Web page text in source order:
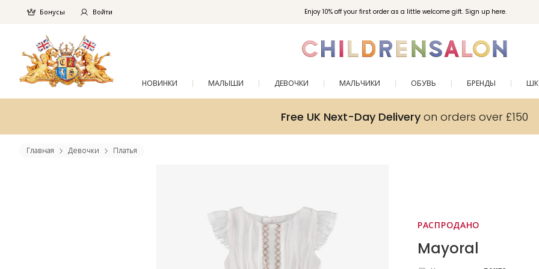
Enjoy 10% off your first order as a little welcome gift. Sign up here.
Бонусы Войти
НОВИНКИ МАЛЫШИ ДЕВОЧКИ МАЛЬЧИКИ ОБУВЬ БРЕНДЫ
Free UK Next-Day Deliveryon orders over £150
Главная Девочки Платья
РАСПРОДАНО
Mayoral